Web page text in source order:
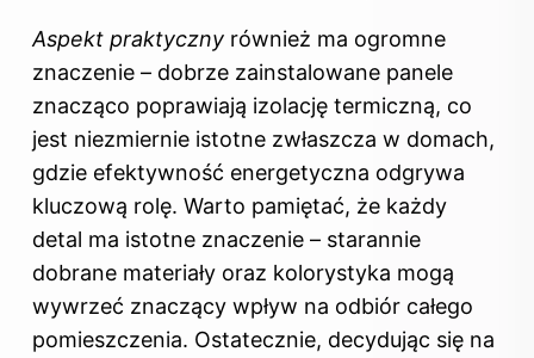
Aspekt praktyczny również ma ogromne
znaczenie – dobrze zainstalowane panele
znacząco poprawiają izolację termiczną, co
jest niezmiernie istotne zwłaszcza w domach,
gdzie efektywność energetyczna odgrywa
kluczową rolę. Warto pamiętać, że każdy
detal ma istotne znaczenie – starannie
dobrane materiały oraz kolorystyka mogą
wywrzeć znaczący wpływ na odbiór całego
pomieszczenia. Ostatecznie, decydując się na